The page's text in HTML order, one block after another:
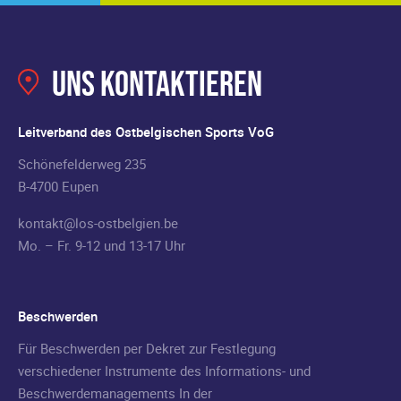
Uns kontaktieren
Leitverband des Ostbelgischen Sports VoG
Schönefelderweg 235
B-4700 Eupen
kontakt@los-ostbelgien.be
Mo. – Fr. 9-12 und 13-17 Uhr
Beschwerden
Für Beschwerden per Dekret zur Festlegung
verschiedener Instrumente des Informations- und
Beschwerdemanagements In der